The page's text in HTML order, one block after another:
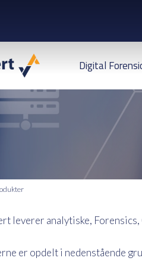
Digital
leverer analytiske,
er opdelt i nedenstående